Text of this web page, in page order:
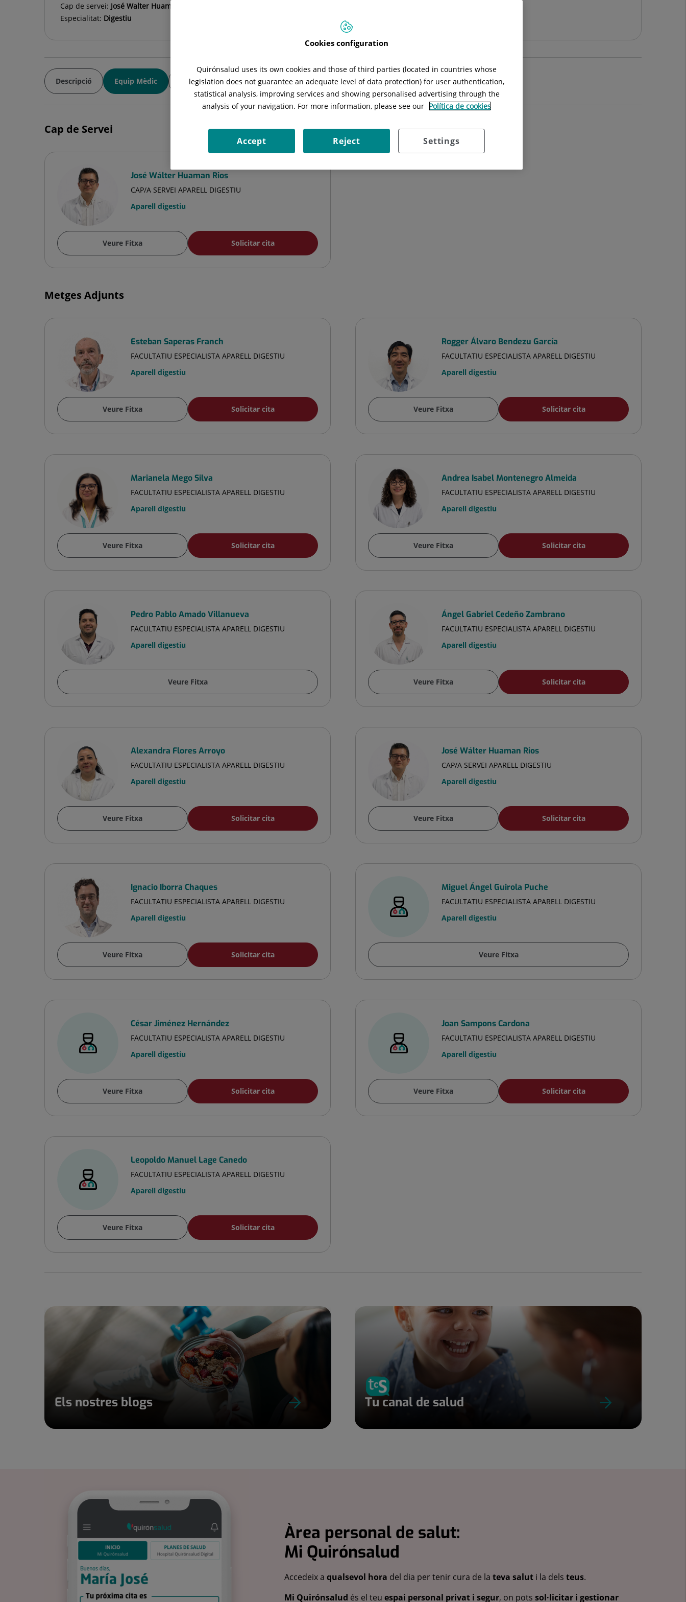
Cap de servei: José Walter Huaman Rios
Especialitat: Digestiu
Descripció Equip Mèdic Malalties Tècniques Instal·lacions Diagnòstics Recerca
Cap de Servei
José Wálter Huaman Rios
CAP/A SERVEI APARELL DIGESTIU
Aparell digestiu
Veure Fitxa Solicitar cita
Metges Adjunts
Esteban Saperas Franch
FACULTATIU ESPECIALISTA APARELL DIGESTIU
Aparell digestiu
Veure Fitxa Solicitar cita
Rogger Álvaro Bendezu García
FACULTATIU ESPECIALISTA APARELL DIGESTIU
Aparell digestiu
Veure Fitxa Solicitar cita
Marianela Mego Silva
FACULTATIU ESPECIALISTA APARELL DIGESTIU
Aparell digestiu
Veure Fitxa Solicitar cita
Andrea Isabel Montenegro Almeida
FACULTATIU ESPECIALISTA APARELL DIGESTIU
Aparell digestiu
Veure Fitxa Solicitar cita
Pedro Pablo Amado Villanueva
FACULTATIU ESPECIALISTA APARELL DIGESTIU
Aparell digestiu
Veure Fitxa
Ángel Gabriel Cedeño Zambrano
FACULTATIU ESPECIALISTA APARELL DIGESTIU
Aparell digestiu
Veure Fitxa Solicitar cita
Alexandra Flores Arroyo
FACULTATIU ESPECIALISTA APARELL DIGESTIU
Aparell digestiu
Veure Fitxa Solicitar cita
José Wálter Huaman Rios
CAP/A SERVEI APARELL DIGESTIU
Aparell digestiu
Veure Fitxa Solicitar cita
Ignacio Iborra Chaques
FACULTATIU ESPECIALISTA APARELL DIGESTIU
Aparell digestiu
Veure Fitxa Solicitar cita
Miguel Ángel Guirola Puche
FACULTATIU ESPECIALISTA APARELL DIGESTIU
Aparell digestiu
Veure Fitxa
César Jiménez Hernández
FACULTATIU ESPECIALISTA APARELL DIGESTIU
Aparell digestiu
Veure Fitxa Solicitar cita
Joan Sampons Cardona
FACULTATIU ESPECIALISTA APARELL DIGESTIU
Aparell digestiu
Veure Fitxa Solicitar cita
Leopoldo Manuel Lage Canedo
FACULTATIU ESPECIALISTA APARELL DIGESTIU
Aparell digestiu
Veure Fitxa Solicitar cita
Els nostres blogs Tu canal de salud
Àrea personal de salut:
Mi Quirónsalud
Accedeix a qualsevol hora del dia per tenir cura de la teva salut i la dels teus.
Mi Quirónsalud és el teu espai personal privat i segur, on pots sol·licitar i gestionar
Cookies configuration
Quirónsalud uses its own cookies and those of third parties (located in countries whose
legislation does not guarantee an adequate level of data protection) for user authentication,
statistical analysis, improving services and showing personalised advertising through the
analysis of your navigation. For more information, please see our Política de cookies
Settings
Reject
Accept